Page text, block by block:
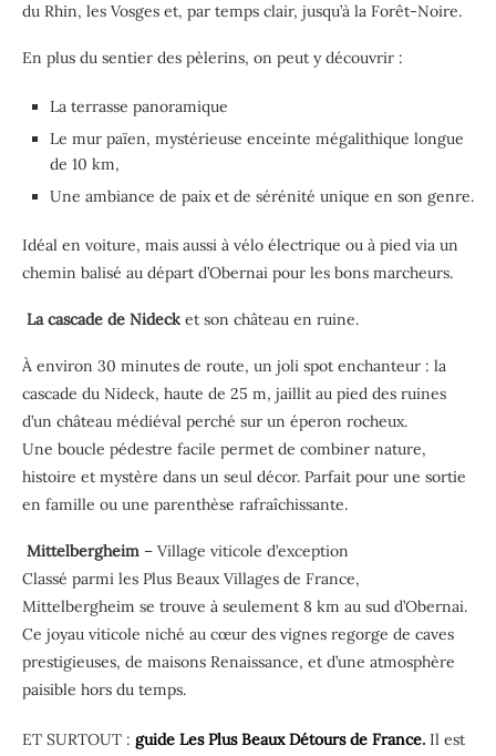
du Rhin, les Vosges et, par temps clair, jusqu’à la Forêt-Noire.
En plus du sentier des pèlerins, on peut y découvrir :
La terrasse panoramique
Le mur païen, mystérieuse enceinte mégalithique longue
de 10 km,
Une ambiance de paix et de sérénité unique en son genre.
Idéal en voiture, mais aussi à vélo électrique ou à pied via un
chemin balisé au départ d’Obernai pour les bons marcheurs.
La cascade de Nideck et son château en ruine.
À environ 30 minutes de route, un joli spot enchanteur : la
cascade du Nideck, haute de 25 m, jaillit au pied des ruines
d’un château médiéval perché sur un éperon rocheux.
Une boucle pédestre facile permet de combiner nature,
histoire et mystère dans un seul décor. Parfait pour une sortie
en famille ou une parenthèse rafraîchissante.
Mittelbergheim – Village viticole d’exception
Classé parmi les Plus Beaux Villages de France,
Mittelbergheim se trouve à seulement 8 km au sud d’Obernai.
Ce joyau viticole niché au cœur des vignes regorge de caves
prestigieuses, de maisons Renaissance, et d’une atmosphère
paisible hors du temps.
ET SURTOUT : guide Les Plus Beaux Détours de France. Il est